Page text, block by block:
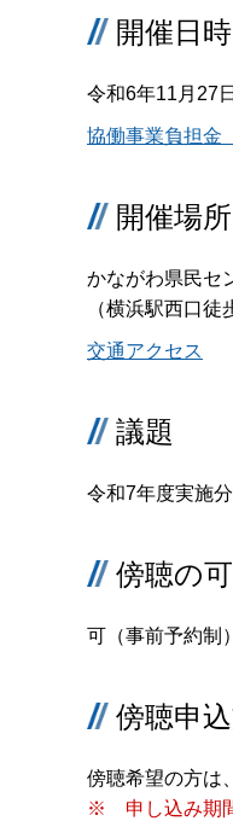
開催日時
令和6年11月27
協働事業負担金
開催場所
かながわ県民セ
（横浜駅西口徒
交通アクセス
議題
令和7年度実施
傍聴の
可（事前予約制）
傍聴申
傍聴希望の方は
※ 申し込み期間